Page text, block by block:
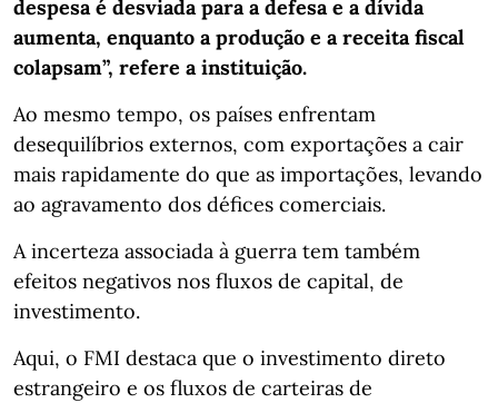
despesa é desviada para a defesa e a dívida
aumenta, enquanto a produção e a receita fiscal
colapsam”, refere a instituição.
Ao mesmo tempo, os países enfrentam
desequilíbrios externos, com exportações a cair
mais rapidamente do que as importações, levando
ao agravamento dos défices comerciais.
A incerteza associada à guerra tem também
efeitos negativos nos fluxos de capital, de
investimento.
Aqui, o FMI destaca que o investimento direto
estrangeiro e os fluxos de carteiras de